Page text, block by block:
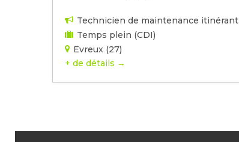
Technicien de maintenance itinérant
Temps plein (CDI)
Evreux (27)
+ de détails